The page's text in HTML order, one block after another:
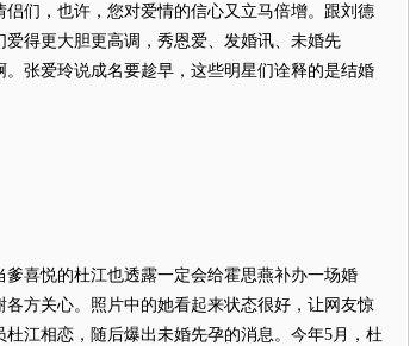
侣们，也许，您对爱情的信心又立马倍增。跟刘德
得更大胆更高调，秀恩爱、发婚讯、未婚先
张爱玲说成名要趁早，这些明星们诠释的是结婚
喜悦的杜江也透露一定会给霍思燕补办一场婚
方关心。照片中的她看起来状态很好，让网友惊
江相恋，随后爆出未婚先孕的消息。今年5月，杜